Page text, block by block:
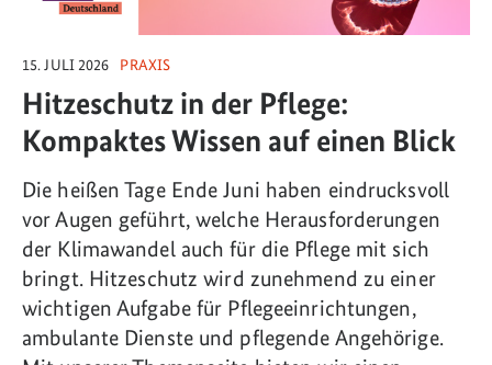
15. JULI 2026 PRAXIS
Hitzeschutz in der Pflege:
Kompaktes Wissen auf einen Blick
Die heißen Tage Ende Juni haben eindrucksvoll
vor Augen geführt, welche Herausforderungen
der Klimawandel auch für die Pflege mit sich
bringt. Hitzeschutz wird zunehmend zu einer
wichtigen Aufgabe für Pflegeeinrichtungen,
ambulante Dienste und pflegende Angehörige.